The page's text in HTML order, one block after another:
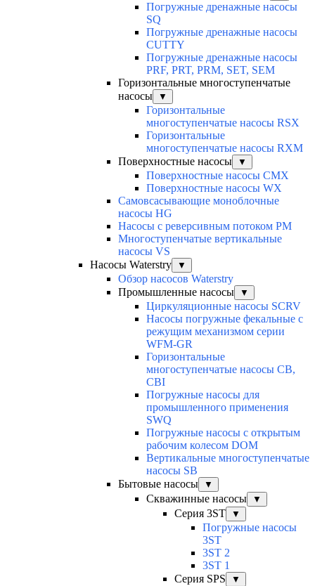
Погружные дренажные насосы
SQ
Погружные дренажные насосы
CUTTY
Погружные дренажные насосы
PRF, PRT, PRM, SET, SEM
Горизонтальные многоступенчатые
насосы
▼
Горизонтальные
многоступенчатые насосы RSX
Горизонтальные
многоступенчатые насосы RXM
Поверхностные насосы
▼
Поверхностные насосы CMX
Поверхностные насосы WX
Самовсасывающие моноблочные
насосы HG
Насосы с реверсивным потоком PM
Многоступенчатые вертикальные
насосы VS
Насосы Waterstry
▼
Обзор насосов Waterstry
Промышленные насосы
▼
Циркуляционные насосы SCRV
Насосы погружные фекальные с
режущим механизмом серии
WFM-GR
Горизонтальные
многоступенчатые насосы CB,
CBI
Погружные насосы для
промышленного применения
SWQ
Погружные насосы с открытым
рабочим колесом DOM
Вертикальные многоступенчатые
насосы SB
Бытовые насосы
▼
Скважинные насосы ▼
Серия 3ST ▼
Погружные насосы
3ST
3ST 2
3ST 1
Серия SPS
▼